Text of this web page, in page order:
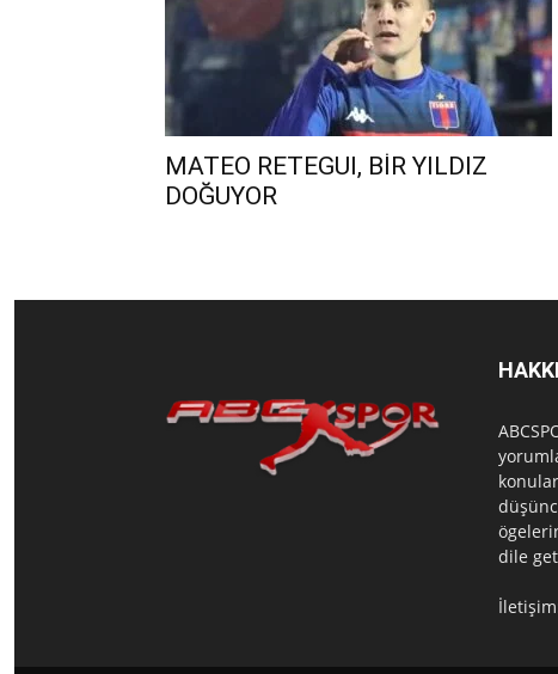
MATEO RETEGUI, BİR YILDIZ
DOĞUYOR
dile